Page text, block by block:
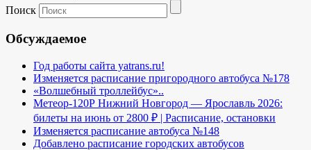
Поиск
Обсуждаемое
Год работы сайта yatrans.ru!
Изменяется расписание пригородного автобуса №178
«Волшебный троллейбус»..
Метеор-120Р Нижний Новгород — Ярославль 2026:
билеты на июнь от 2800 ₽ | Расписание, остановки
Изменяется расписание автобуса №148
Добавлено расписание городских автобусов